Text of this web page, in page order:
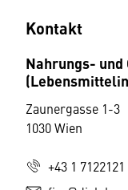
Kontakt
Nahrungs-
Zaunergasse 1-3
1030 Wien
+43 1 7122121